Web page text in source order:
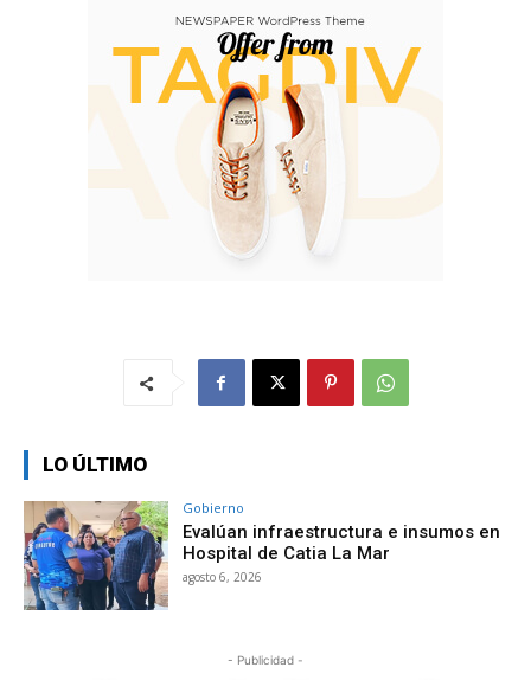
LO ÚLTIMO
Gobierno
Evalúan infraestructura e insumos en
Hospital de Catia La Mar
agosto 6, 2026
- Publicidad -